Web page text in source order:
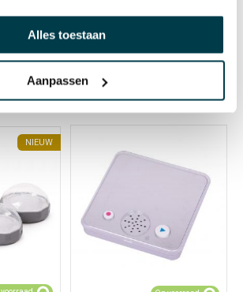
Alles toestaan
Aanpassen
set van 6
€ 169,00 incl. BTW
NIEUW